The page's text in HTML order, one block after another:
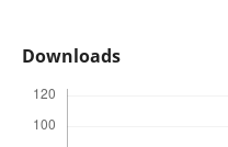
Downloads